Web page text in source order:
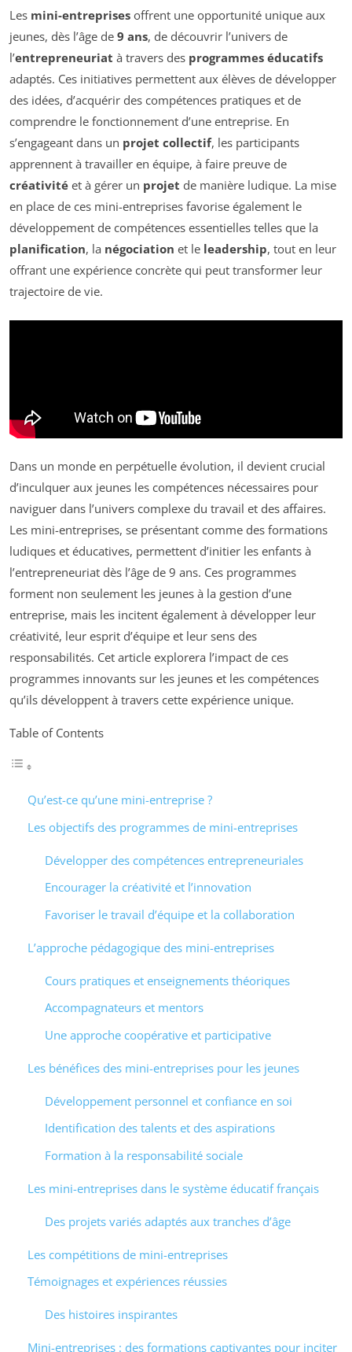
Les mini-entreprises offrent une opportunité unique aux
jeunes, dès l’âge de 9 ans, de découvrir l’univers de
l’entrepreneuriat à travers des programmes éducatifs
adaptés. Ces initiatives permettent aux élèves de développer
des idées, d’acquérir des compétences pratiques et de
comprendre le fonctionnement d’une entreprise. En
s’engageant dans un projet collectif, les participants
apprennent à travailler en équipe, à faire preuve de
créativité et à gérer un projet de manière ludique. La mise
en place de ces mini-entreprises favorise également le
développement de compétences essentielles telles que la
planification, la négociation et le leadership, tout en leur
offrant une expérience concrète qui peut transformer leur
trajectoire de vie.
Dans un monde en perpétuelle évolution, il devient crucial
d’inculquer aux jeunes les compétences nécessaires pour
naviguer dans l’univers complexe du travail et des affaires.
Les mini-entreprises, se présentant comme des formations
ludiques et éducatives, permettent d’initier les enfants à
l’entrepreneuriat dès l’âge de 9 ans. Ces programmes
forment non seulement les jeunes à la gestion d’une
entreprise, mais les incitent également à développer leur
créativité, leur esprit d’équipe et leur sens des
responsabilités. Cet article explorera l’impact de ces
programmes innovants sur les jeunes et les compétences
qu’ils développent à travers cette expérience unique.
Table of Contents
Qu’est-ce qu’une mini-entreprise ?
Les objectifs des programmes de mini-entreprises
Développer des compétences entrepreneuriales
Encourager la créativité et l’innovation
Favoriser le travail d’équipe et la collaboration
L’approche pédagogique des mini-entreprises
Cours pratiques et enseignements théoriques
Accompagnateurs et mentors
Une approche coopérative et participative
Les bénéfices des mini-entreprises pour les jeunes
Développement personnel et confiance en soi
Identification des talents et des aspirations
Formation à la responsabilité sociale
Les mini-entreprises dans le système éducatif français
Des projets variés adaptés aux tranches d’âge
Les compétitions de mini-entreprises
Témoignages et expériences réussies
Des histoires inspirantes
Mini-entreprises : des formations captivantes pour inciter